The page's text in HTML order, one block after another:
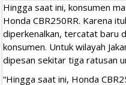
Hingga saat ini, konsumen
Honda CBR250RR. Karena
diperkenalkan, tercatat baru
konsumen. Untuk wilayah
dipesan sekitar tiga ratusan
“Hingga saat ini, Honda